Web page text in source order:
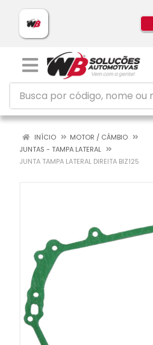
INÍCIO
MOTOR / CÂMBIO
JUNTAS - TAMPA LATERAL
JUNTA TAMPA LATERAL DIREITA BIZ125